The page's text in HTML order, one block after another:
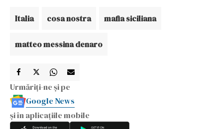
Italia cosa nostra mafia siciliana
matteo messina denaro
Urmăriți-ne și pe
Google News
și în aplicațiile mobile